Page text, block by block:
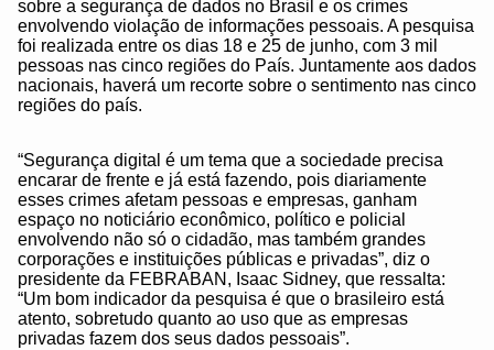
sobre a segurança de dados no Brasil e os crimes
envolvendo violação de informações pessoais. A pesquisa
foi realizada entre os dias 18 e 25 de junho, com 3 mil
pessoas nas cinco regiões do País. Juntamente aos dados
nacionais, haverá um recorte sobre o sentimento nas cinco
regiões do país.
“Segurança digital é um tema que a sociedade precisa
encarar de frente e já está fazendo, pois diariamente
esses crimes afetam pessoas e empresas, ganham
espaço no noticiário econômico, político e policial
envolvendo não só o cidadão, mas também grandes
corporações e instituições públicas e privadas”, diz o
presidente da FEBRABAN, Isaac Sidney, que ressalta:
“Um bom indicador da pesquisa é que o brasileiro está
atento, sobretudo quanto ao uso que as empresas
privadas fazem dos seus dados pessoais”.